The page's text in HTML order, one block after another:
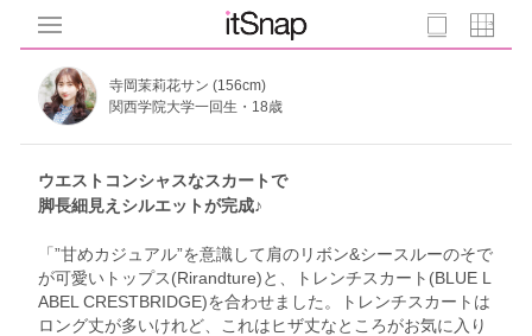
寺岡茉莉花サン (156cm)
関西学院大学一回生・18歳
ウエストコンシャスなスカートで
脚長細見えシルエットが完成♪
「”甘めカジュアル”を意識して肩のリボン&シースルーのそで
が可愛いトップス(Rirandture)と、トレンチスカート(BLUE L
ABEL CRESTBRIDGE)を合わせました。トレンチスカートは
ロング丈が多いけれど、これはヒザ丈なところがお気に入り